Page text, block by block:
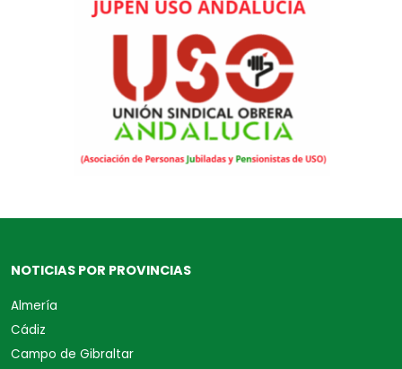
NOTICIAS POR PROVINCIAS
Almería
Cádiz
Campo de Gibraltar